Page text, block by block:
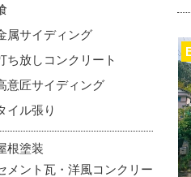
属サイディング
ち放しコンクリート
意匠サイディング
イル張り
根塗装
メント瓦・洋風コンクリー